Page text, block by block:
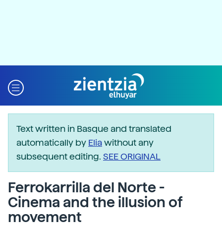
Text written in Basque and translated
automatically by Eliawithout any
subsequent editing. SEE ORIGINAL
Ferrokarrilla del Norte -
Cinema and the illusion of
movement